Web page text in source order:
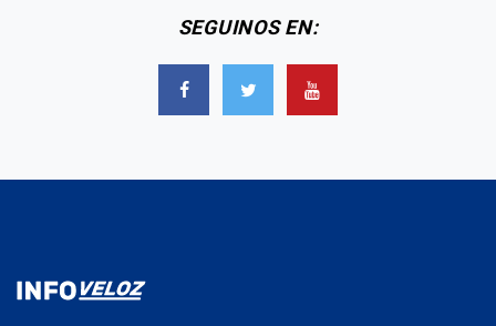
SEGUINOS EN: